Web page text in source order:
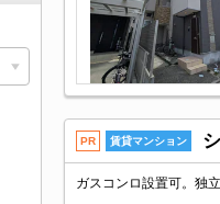
PR 賃貸マンション
ガスコンロ設置可。独